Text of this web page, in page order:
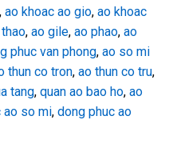
, ao khoac ao gio, ao khoac
, ao gile, ao phao, ao
phuc van phong, ao so mi
thun co tron, ao thun co tru,
tang, quan ao bao ho, ao
ao so mi, dong phuc ao